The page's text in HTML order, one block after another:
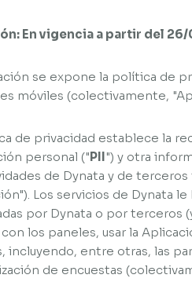
En vigencia a partir del
se expone la política de
móviles (colectivamente,
de privacidad establece la
personal ("PII") y otra
de Dynata y de
Los servicios de Dynata
por Dynata o por terceros
los paneles, usar la
incluyendo, entre otras, las
de encuestas